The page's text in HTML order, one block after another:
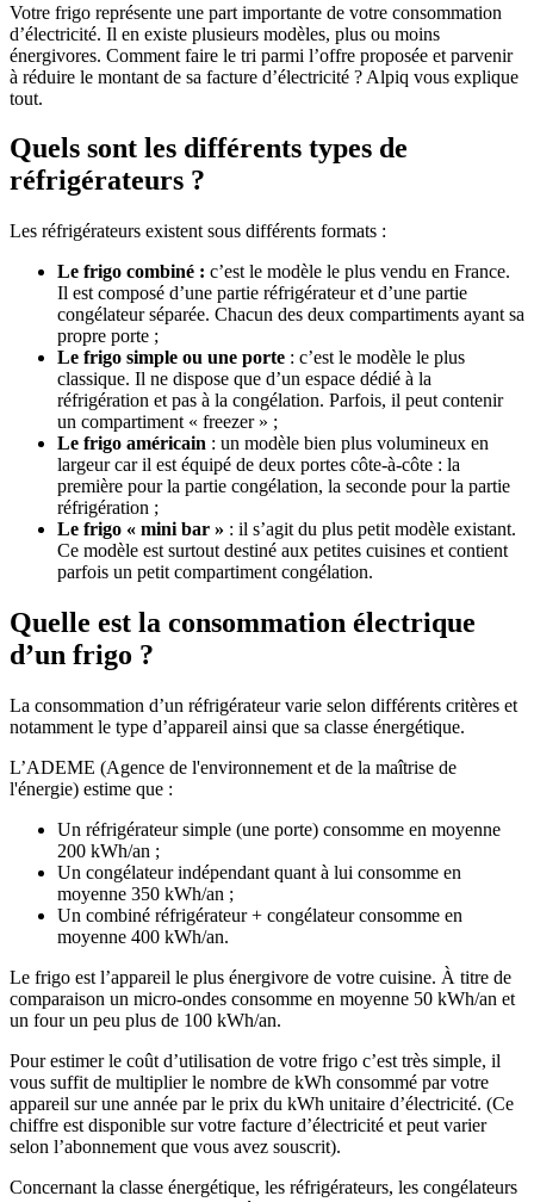
Votre frigo représente une part importante de votre consommation
d’électricité. Il en existe plusieurs modèles, plus ou moins
énergivores. Comment faire le tri parmi l’offre proposée et parvenir
à réduire le montant de sa facture d’électricité ? Alpiq vous explique
tout.
Quels sont les différents types de
réfrigérateurs ?
Les réfrigérateurs existent sous différents formats :
Le frigo combiné : c’est le modèle le plus vendu en France.
Il est composé d’une partie réfrigérateur et d’une partie
congélateur séparée. Chacun des deux compartiments ayant sa
propre porte ;
Le frigo simple ou une porte : c’est le modèle le plus
classique. Il ne dispose que d’un espace dédié à la
réfrigération et pas à la congélation. Parfois, il peut contenir
un compartiment « freezer » ;
Le frigo américain : un modèle bien plus volumineux en
largeur car il est équipé de deux portes côte-à-côte : la
première pour la partie congélation, la seconde pour la partie
réfrigération ;
Le frigo « mini bar » : il s’agit du plus petit modèle existant.
Ce modèle est surtout destiné aux petites cuisines et contient
parfois un petit compartiment congélation.
Quelle est la consommation électrique
d’un frigo ?
La consommation d’un réfrigérateur varie selon différents critères et
notamment le type d’appareil ainsi que sa classe énergétique.
L’ADEME (Agence de l'environnement et de la maîtrise de
l'énergie) estime que :
Un réfrigérateur simple (une porte) consomme en moyenne
200 kWh/an ;
Un congélateur indépendant quant à lui consomme en
moyenne 350 kWh/an ;
Un combiné réfrigérateur + congélateur consomme en
moyenne 400 kWh/an.
Le frigo est l’appareil le plus énergivore de votre cuisine. À titre de
comparaison un micro-ondes consomme en moyenne 50 kWh/an et
un four un peu plus de 100 kWh/an.
Pour estimer le coût d’utilisation de votre frigo c’est très simple, il
vous suffit de multiplier le nombre de kWh consommé par votre
appareil sur une année par le prix du kWh unitaire d’électricité. (Ce
chiffre est disponible sur votre facture d’électricité et peut varier
selon l’abonnement que vous avez souscrit).
Concernant la classe énergétique, les réfrigérateurs, les congélateurs